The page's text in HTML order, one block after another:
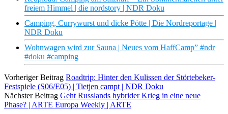
freiem Himmel | die nordstory | NDR Doku
Camping, Currywurst und dicke Pötte | Die Nordreportage |
NDR Doku
Wohnwagen wird zur Sauna | Neues vom HaffCamp” #ndr
#doku #camping
Vorheriger Beitrag Roadtrip: Hinter den Kulissen der Störtebeker-
Festspiele (S06/E05) | Tietjen campt | NDR Doku
Nächster Beitrag Geht Russlands hybrider Krieg in eine neue
Phase? | ARTE Europa Weekly | ARTE